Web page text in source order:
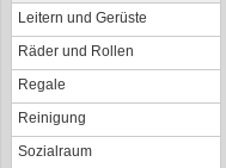
Leitern und Gerüste
Räder und Rollen
Regale
Reinigung
Sozialraum